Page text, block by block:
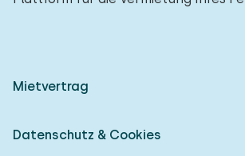
Mietvertrag
Datenschutz & Cookies